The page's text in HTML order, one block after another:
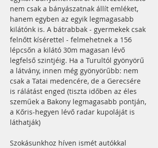
nem csak a bányászatnak állít emléket,
hanem egyben az egyik legmagasabb
kilátónk is. A bátrabbak - gyermekek csak
felnőtt kísérettel - felmehetnek a 156
lépcsőn a kilátó 30m magasan lévő
legfelső szintjéig. Ha a Turultól gyönyörű
a látvány, innen még gyönyörűbb: nem
csak a Tatai medencére, de a Gerecsére
is rálátást enged (tiszta időben az éles
szeműek a Bakony legmagasabb pontján,
a Kőris-hegyen lévő radar kupoláját is
láthatják)
Szokásunkhoz híven ismét autókkal